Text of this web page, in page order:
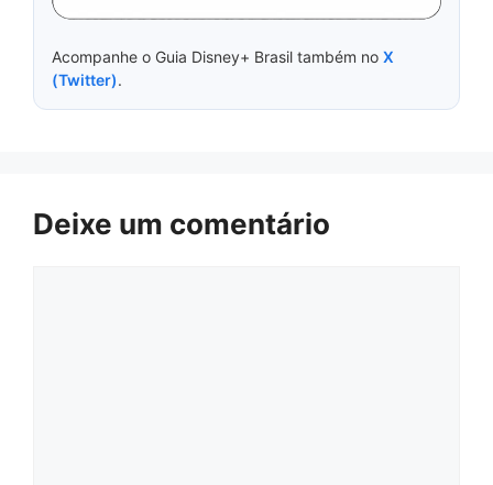
Acompanhe o Guia Disney+ Brasil também no X
(Twitter).
Deixe um comentário